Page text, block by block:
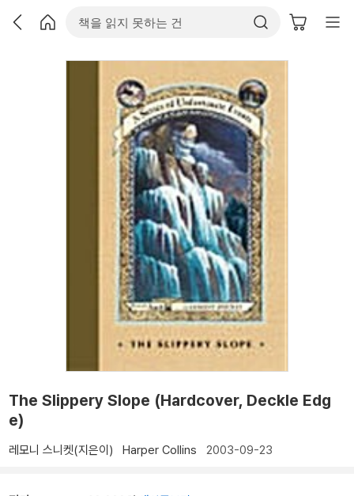
The Slippery Slope (Hardcover, Deckle Edg
e)
레모니 스니켓(지은이) Harper Collins 2003-09-23